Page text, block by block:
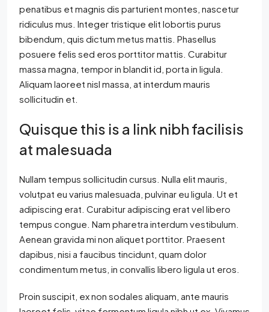
penatibus et magnis dis parturient montes, nascetur
ridiculus mus. Integer tristique elit lobortis purus
bibendum, quis dictum metus mattis. Phasellus
posuere felis sed eros porttitor mattis. Curabitur
massa magna, tempor in blandit id, porta in ligula.
Aliquam laoreet nisl massa, at interdum mauris
sollicitudin et.
Quisque this is a link nibh facilisis
at malesuada
Nullam tempus sollicitudin cursus. Nulla elit mauris,
volutpat eu varius malesuada, pulvinar eu ligula. Ut et
adipiscing erat. Curabitur adipiscing erat vel libero
tempus congue. Nam pharetra interdum vestibulum.
Aenean gravida mi non aliquet porttitor. Praesent
dapibus, nisi a faucibus tincidunt, quam dolor
condimentum metus, in convallis libero ligula ut eros.
Proin suscipit, ex non sodales aliquam, ante mauris